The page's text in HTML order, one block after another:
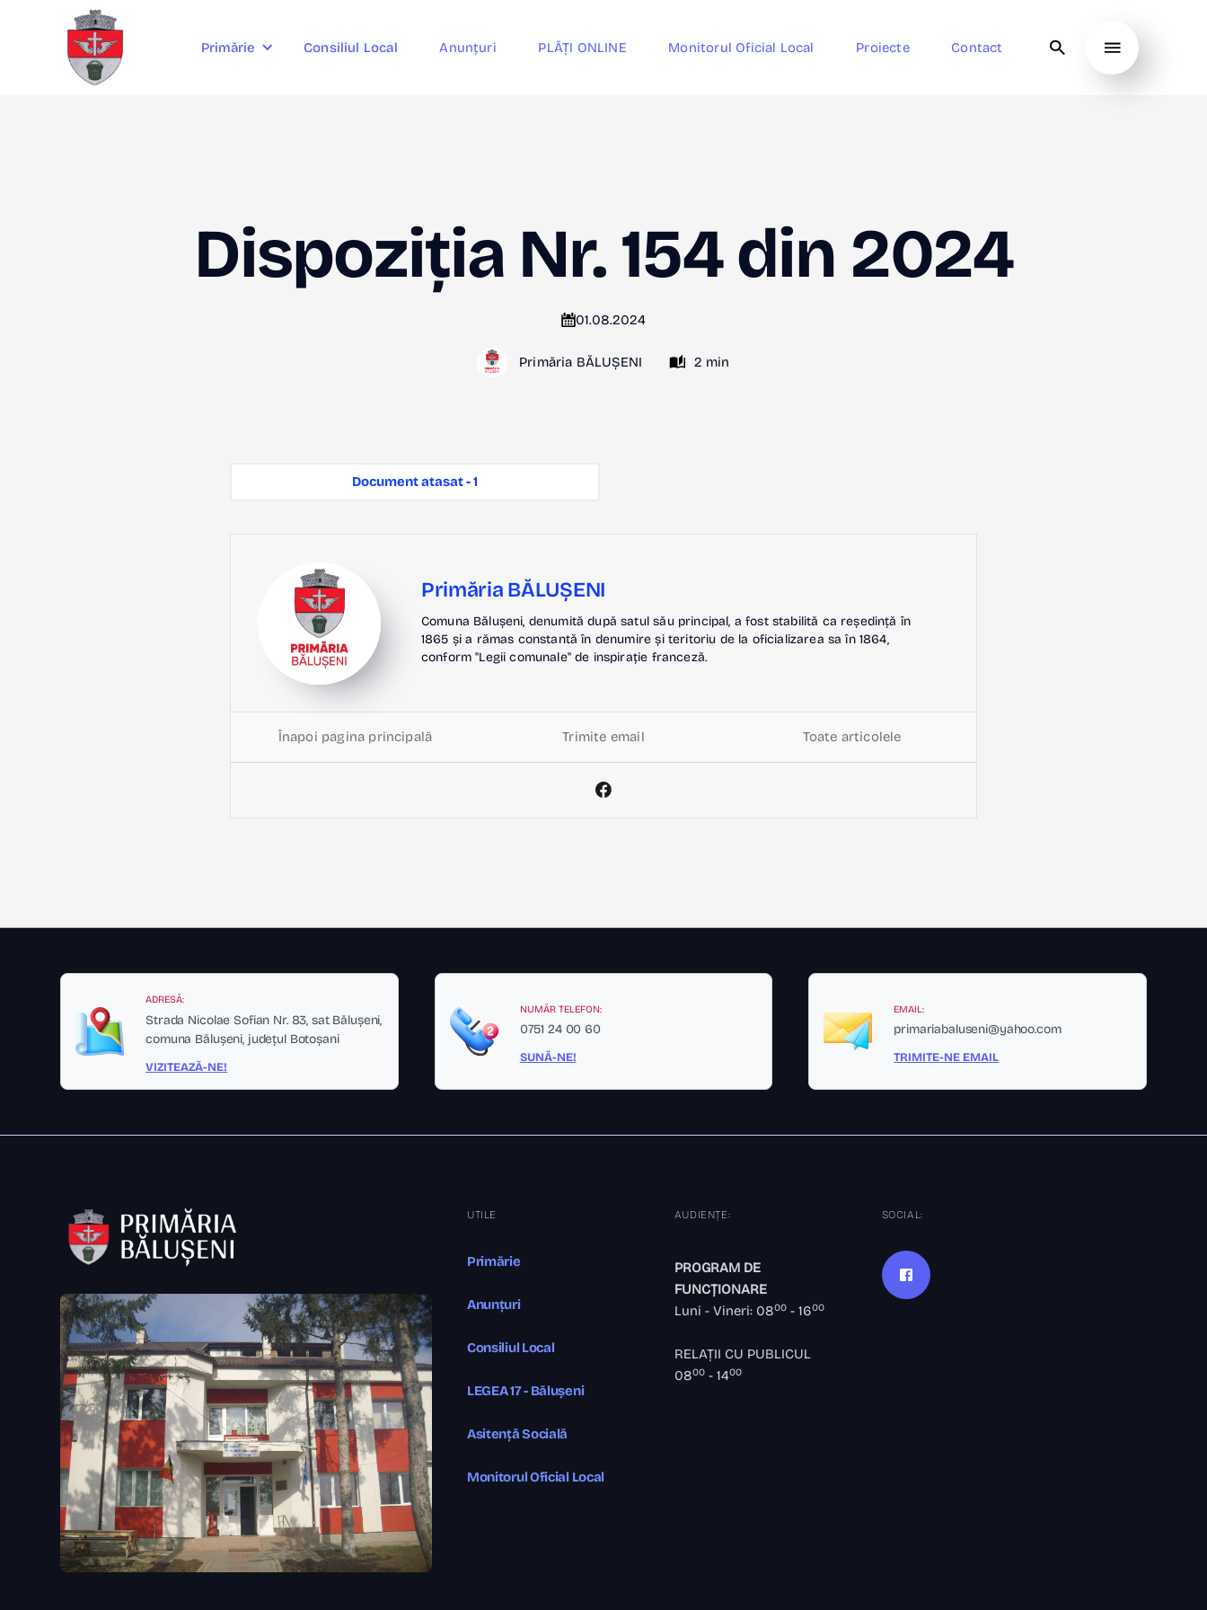
Primărie Consiliul Local Anunțuri PLĂȚI ONLINE Monitorul Oficial Local Proiecte Contact
Dispoziția Nr. 154 din 2024
01.08.2024
Primăria BĂLUȘENI 2 min
Document atasat - 1
Primăria BĂLUȘENI
Comuna Bălușeni, denumită după satul său principal, a fost stabilită ca reședință în
1865 și a rămas constantă în denumire și teritoriu de la oficializarea sa în 1864,
conform "Legii comunale" de inspirație franceză.
Înapoi pagina principală Trimite email Toate articolele
ADRESĂ:
Strada Nicolae Sofian Nr. 83, sat Bălușeni,
comuna Bălușeni, județul Botoșani
VIZITEAZĂ-NE!
NUMĂR TELEFON:
0751 24 00 60
SUNĂ-NE!
EMAIL:
primariabaluseni@yahoo.com
TRIMITE-NE EMAIL
UTILE
Primărie
Anunțuri
Consiliul Local
LEGEA 17 - Bălușeni
Asitență Socială
Monitorul Oficial Local
AUDIENȚE:
PROGRAM DE
FUNCȚIONARE
Luni - Vineri: 0800- 1600
RELAȚII CU PUBLICUL
0800- 1400
SOCIAL: